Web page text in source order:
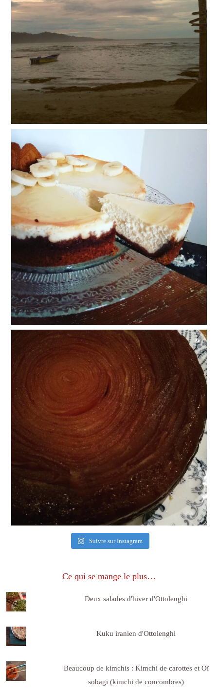
Suivre sur Instagram
Ce qui se mange le plus…
Deux salades d'hiver d'Ottolenghi
Kuku iranien d'Ottolenghi
Beaucoup de kimchis : Kimchi de carottes et Oï
sobagi (kimchi de concombres)